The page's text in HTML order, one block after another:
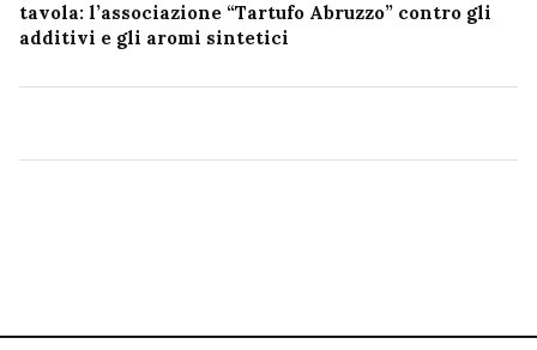
tavola: l’associazione “Tartufo Abruzzo” contro gli
additivi e gli aromi sintetici